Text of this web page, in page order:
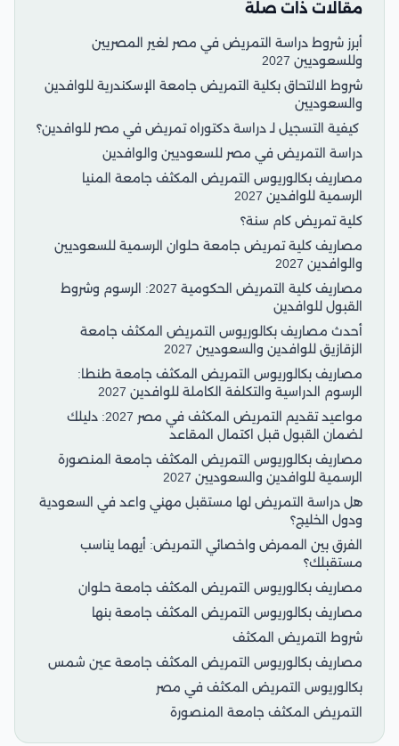
مقالات ذات صلة
أبرز شروط دراسة التمريض في مصر لغير المصريين
وللسعوديين 2027
شروط الالتحاق بكلية التمريض جامعة الإسكندرية للوافدين
والسعوديين
كيفية التسجيل لـ دراسة دكتوراه تمريض في مصر للوافدين؟
دراسة التمريض في مصر للسعوديين والوافدين
مصاريف بكالوريوس التمريض المكثف جامعة المنيا
الرسمية للوافدين 2027
كلية تمريض كام سنة؟
مصاريف كلية تمريض جامعة حلوان الرسمية للسعوديين
والوافدين 2027
مصاريف كلية التمريض الحكومية 2027: الرسوم وشروط
القبول للوافدين
أحدث مصاريف بكالوريوس التمريض المكثف جامعة
الزقازيق للوافدين والسعوديين 2027
مصاريف بكالوريوس التمريض المكثف جامعة طنطا:
الرسوم الدراسية والتكلفة الكاملة للوافدين 2027
مواعيد تقديم التمريض المكثف في مصر 2027: دليلك
لضمان القبول قبل اكتمال المقاعد
مصاريف بكالوريوس التمريض المكثف جامعة المنصورة
الرسمية للوافدين والسعوديين 2027
هل دراسة التمريض لها مستقبل مهني واعد في السعودية
ودول الخليج؟
الفرق بين الممرض واخصائي التمريض: أيهما يناسب
مستقبلك؟
مصاريف بكالوريوس التمريض المكثف جامعة حلوان
مصاريف بكالوريوس التمريض المكثف جامعة بنها
شروط التمريض المكثف
مصاريف بكالوريوس التمريض المكثف جامعة عين شمس
بكالوريوس التمريض المكثف في مصر
التمريض المكثف جامعة المنصورة